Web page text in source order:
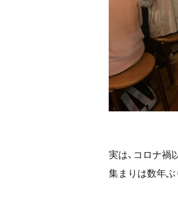
実は、コロナ禍
集まりは数年ぶ